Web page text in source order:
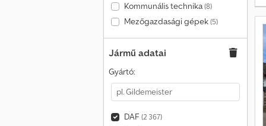
Kommunális technika(8)
Mezőgazdasági gépek(5)
Jármű adatai
Gyártó:
DAF (2 367)